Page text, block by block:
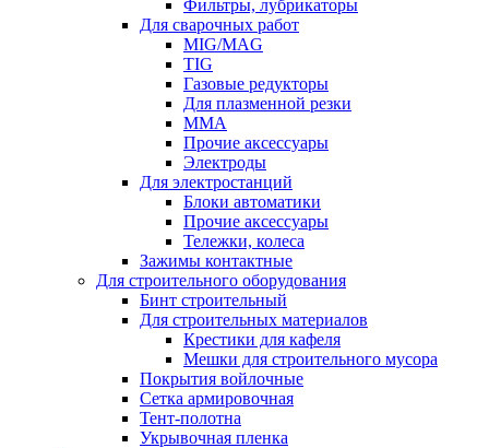
Фильтры, лубрикаторы
Для сварочных работ
MIG/MAG
TIG
Газовые редукторы
Для плазменной резки
ММА
Прочие аксессуары
Электроды
Для электростанций
Блоки автоматики
Прочие аксессуары
Тележки, колеса
Зажимы контактные
Для строительного оборудования
Бинт строительный
Для строительных материалов
Крестики для кафеля
Мешки для строительного мусора
Покрытия войлочные
Сетка армировочная
Тент-полотна
Укрывочная пленка